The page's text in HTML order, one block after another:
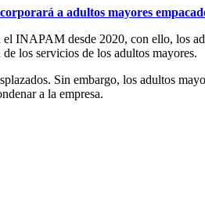
a adultos mayores
INAPAM desde 2020, con ello, los
los servicios de los adultos mayores.
Sin embargo, los adultos
a la empresa.